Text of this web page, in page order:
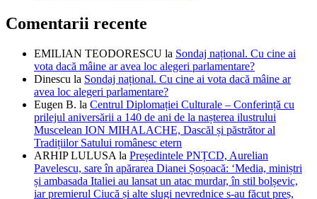
Comentarii recente
EMILIAN TEODORESCU la Sondaj național. Cu cine ai
vota dacă mâine ar avea loc alegeri parlamentare?
Dinescu la Sondaj național. Cu cine ai vota dacă mâine ar
avea loc alegeri parlamentare?
Eugen B. la Centrul Diplomației Culturale – Conferință cu
prilejul aniversării a 140 de ani de la nașterea ilustrului
Muscelean ION MIHALACHE, Dascăl și păstrător al
Tradițiilor Satului românesc etern
ARHIP LULUSA la Președintele PNȚCD, Aurelian
Pavelescu, sare în apărarea Dianei Șoșoacă: ‘Media, miniștri
și ambasada Italiei au lansat un atac murdar, în stil bolșevic,
iar premierul Ciucă și alte slugi nevrednice s-au făcut preș,